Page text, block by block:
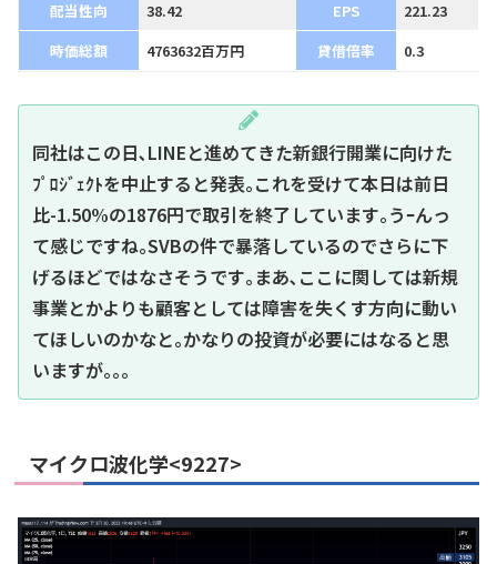
配当性向
38.42 EPS
221.23
時価総額
4763632百万円 貸借倍率 0.3
同社はこの日､LINEと進めてきた新銀行開業に向けた
ﾌﾟﾛｼﾞｪｸﾄを中止すると発表｡これを受けて本日は前日
比-1.50%の1876円で取引を終了しています｡うｰんっ
て感じですね｡SVBの件で暴落しているのでさらに下
げるほどではなさそうです｡まあ､ここに関しては新規
事業とかよりも顧客としては障害を失くす方向に動い
てほしいのかなと｡かなりの投資が必要にはなると思
いますが｡｡｡
マイクロ波化学<9227>